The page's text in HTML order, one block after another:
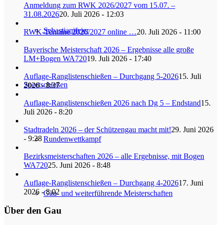
Sebastianifeier
Sportschießen
Rundenwettkampf
Gau- und weiterführende Meisterschaften
Anmeldung zum RWK 2026/2027 vom 15.07. –
31.08.202620. Juli 2026 - 12:03
RWK-Termine 2026/2027 online …20. Juli 2026 - 11:00
Bayerische Meisterschaft 2026 – Ergebnisse alle große
LM+Bogen WA72019. Juli 2026 - 17:40
Auflage-Ranglistenschießen – Durchgang 5-202615. Juli
2026 - 8:37
Auflage-Ranglistenschießen 2026 nach Dg 5 – Endstand15.
Juli 2026 - 8:20
Stadtradeln 2026 – der Schützengau macht mit!29. Juni 2026
- 9:28
Bezirksmeisterschaften 2026 – alle Ergebnisse, mit Bogen
WA72025. Juni 2026 - 8:48
Auflage-Ranglistenschießen – Durchgang 4-202617. Juni
2026 - 8:02
Über den Gau